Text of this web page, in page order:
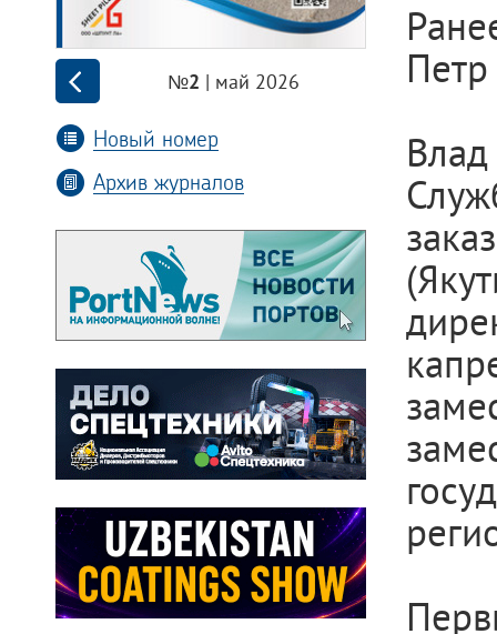
№2 | май 2026
Новый номер
Архив журналов